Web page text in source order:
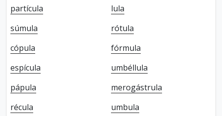
partícula
lula
súmula
rótula
cópula
fórmula
espícula
umbéllula
pápula
merogástrula
récula
umbula